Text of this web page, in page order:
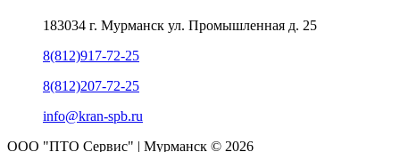
183034 г. Мурманск ул. Промышленная д. 25
8(812)917-72-25
8(812)207-72-25
info@kran-spb.ru
ООО "ПТО Сервис" | Мурманск © 2026